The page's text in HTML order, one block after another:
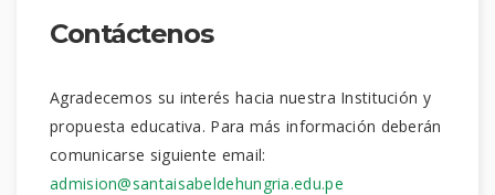
Contáctenos
Agradecemos su interés hacia nuestra Institución y
propuesta educativa. Para más información deberán
comunicarse siguiente email:
admision@santaisabeldehungria.edu.pe